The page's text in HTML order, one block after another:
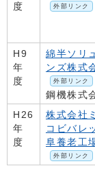
度
外部リンク
H9
年
度
綿半ソリ
ンズ株式
外部リンク
鋼機株式
H26
年
度
株式会社
コビバレ
阜養老工
外部リンク